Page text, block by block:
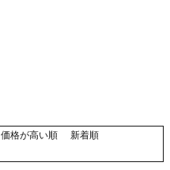
価格が高い順
新着順